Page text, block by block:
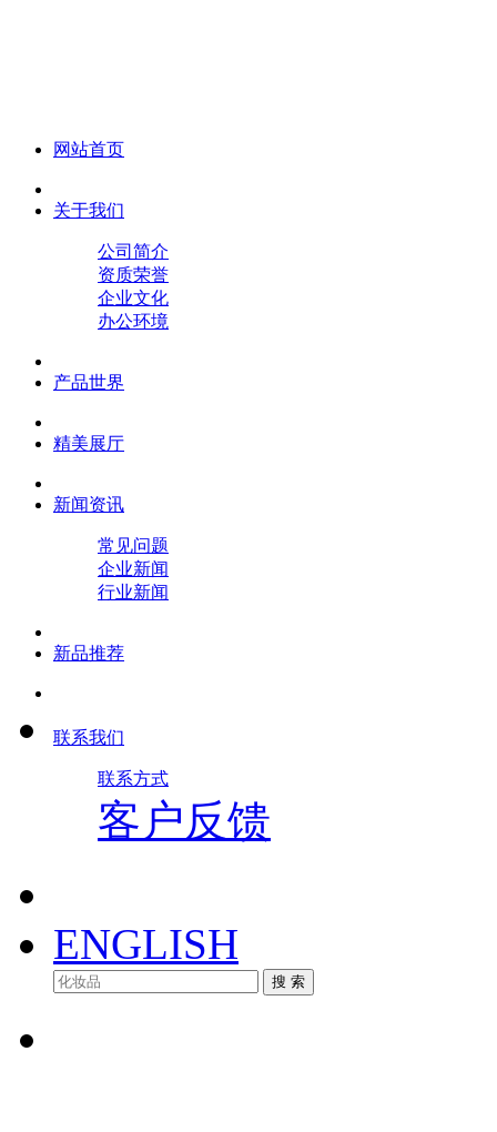
网站首页
关于我们
公司简介
资质荣誉
企业文化
办公环境
产品世界
精美展厅
新闻资讯
常见问题
企业新闻
行业新闻
新品推荐
联系我们
联系方式
客户反馈
ENGLISH